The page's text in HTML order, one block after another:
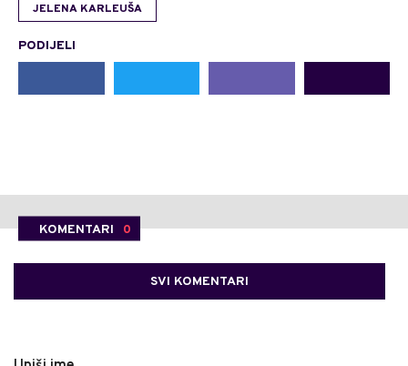
JELENA KARLEUŠA
PODIJELI
KOMENTARI 0
SVI KOMENTARI